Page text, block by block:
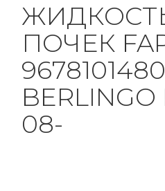
ПОЧЕК
9678101480
BERLINGO
08-